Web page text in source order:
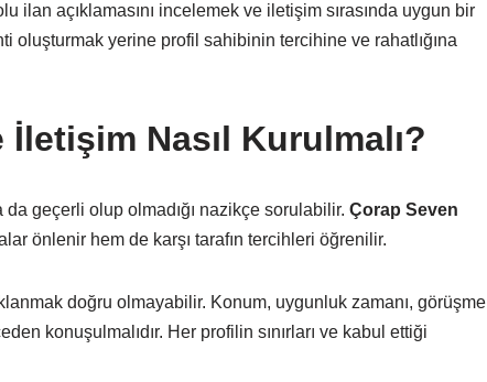
açıklamasını incelemek ve iletişim sırasında uygun bir
oluşturmak yerine profil sahibinin tercihine ve rahatlığına
Nasıl Kurulmalı?
da geçerli olup olmadığı nazikçe sorulabilir. Çorap Seven
önlenir hem de karşı tarafın tercihleri öğrenilir.
doğru olmayabilir. Konum, uygunluk zamanı, görüşme
konuşulmalıdır. Her profilin sınırları ve kabul ettiği